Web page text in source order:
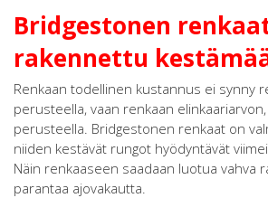
Bridgestonen
rakennettu
Renkaan todellinen kustannus ei synny
perusteella, vaan renkaan
perusteella. Bridgestonen renkaat on
niiden kestävät rungot hyödyntävät
Näin renkaaseen saadaan luotua vahva
parantaa ajovakautta.